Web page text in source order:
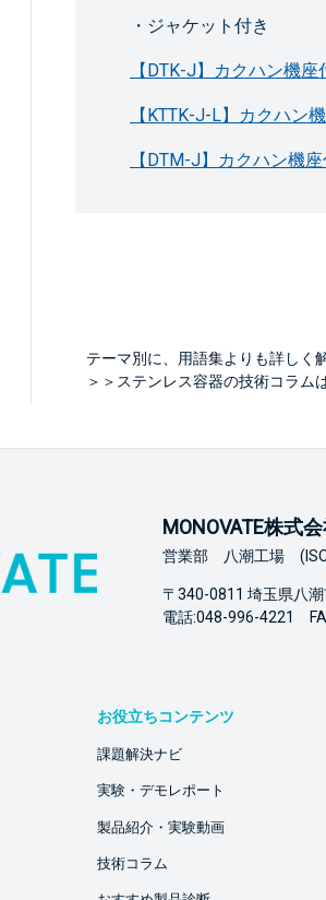
・ジャケット付き
【DTK-J】カクハン機
【KTTK-J-L】カクハン
【DTM-J】カクハン機
テーマ別に、用語集よりも詳しく
＞＞ステンレス容器の技術コラム
MONOVATE株式
営業部 八潮工場
〒340-0811 埼玉県八
電話:048-996-4221
お役立ちコンテンツ
課題解決ナビ
実験・デモレポート
製品紹介・実験動画
技術コラム